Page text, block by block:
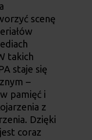
scenę
takich
staje się
–
pamięć i
z
Dzięki
coraz